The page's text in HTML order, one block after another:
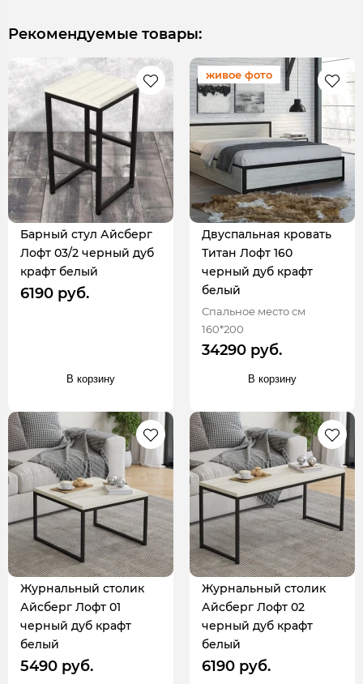
Рекомендуемые товары:
Барный стул Айсберг
Лофт 03/2 черный дуб
крафт белый
6190 руб.
В корзину
живое фото
Двуспальная кровать
Титан Лофт 160
черный дуб крафт
белый
Спальное место см
160*200
34290 руб.
В корзину
Журнальный столик
Айсберг Лофт 01
черный дуб крафт
белый
5490 руб.
Журнальный столик
Айсберг Лофт 02
черный дуб крафт
белый
6190 руб.